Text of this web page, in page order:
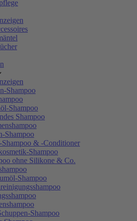
Shampoo
Shampoo
Shampoo
Shampoo
Shampoo & -Conditioner
Shampoo
ohne Silikone & Co.
Shampoo
Shampoo